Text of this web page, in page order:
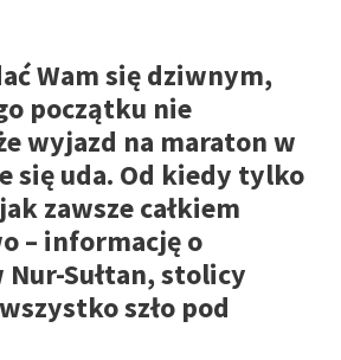
Wam się dziwnym,
początku nie
wyjazd na maraton w
się uda. Od kiedy tylko
zawsze całkiem
– informację o
Sułtan, stolicy
szło pod